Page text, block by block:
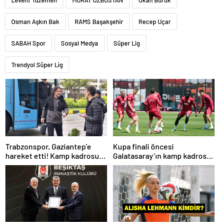
Osman Aşkın Bak RAMS Başakşehir Recep Uçar
SABAH Spor Sosyal Medya Süper Lig
Trendyol Süper Lig
Trabzonspor, Gaziantep’e
hareket etti! Kamp kadrosu
açıklandı…
Kupa finali öncesi
Galatasaray’ın kamp kadrosu
belli oldu!